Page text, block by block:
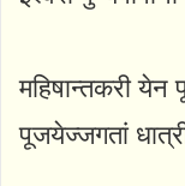
महिषान्तकरी येन
पूजयेज्जगतां